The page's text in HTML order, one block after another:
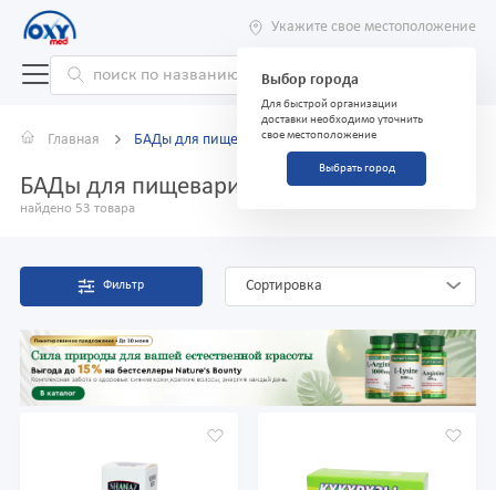
Укажите свое местоположение
Выбор города
Для быстрой организации
доставки необходимо уточнить
свое местоположение
Выбрать город
Главная БАДы для пищеварительной системы
БАДы для пищеварительной системы
найдено 53 товара
Фильтр Сортировка